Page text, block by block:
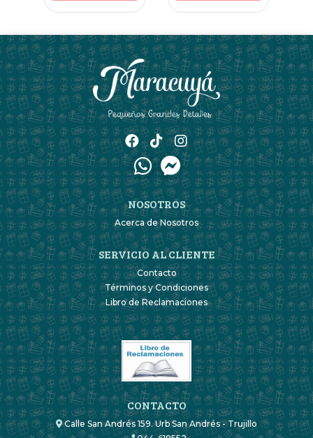
NOSOTROS
Acerca de Nosotros
SERVICIO AL CLIENTE
Contacto
Términos y Condiciones
Libro de Reclamaciones
CONTACTO
Calle San Andrés 159. Urb San Andrés - Trujillo